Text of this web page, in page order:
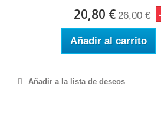
20,80 € 26,00 €
Añadir al carrito
Añadir a la lista de deseos